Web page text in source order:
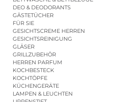
DEO & DEODORANTS
GÄSTETÜCHER
FÜR SIE
GESICHTSCREME HERREN
GESICHTSREINIGUNG
GLÄSER
GRILLZUBEHÖR
HERREN PARFUM
KOCHBESTECK
KOCHTÖPFE
KÜCHENGERÄTE
LAMPEN & LEUCHTEN